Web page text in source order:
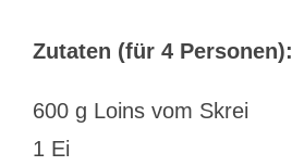
Zutaten (für 4 Personen):
600 g Loins vom Skrei
1 Ei